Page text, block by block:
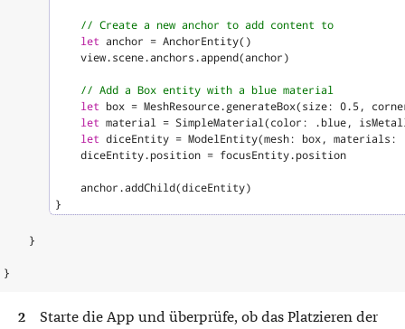
// Create a new anchor to add content to
let anchor = AnchorEntity()
view.scene.anchors .append(anchor)
// Add a Box entity with a blue material
let box = MeshResource.generateBox(size: 0.5,
let material = SimpleMaterial(color : .blue,
let diceEntity = ModelEntity(mesh: box, materials :
diceEntity.position = focusEntity.position
anchor .addChild(diceEntity)
}
}
}
Starte die App und überprüfe, ob das Platzieren der